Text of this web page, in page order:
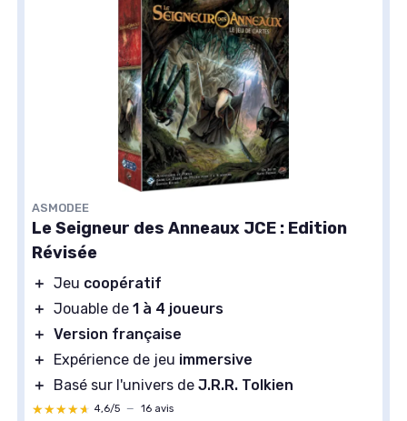
ASMODEE
Le Seigneur des Anneaux JCE : Edition
Révisée
＋ Jeu coopératif
＋ Jouable de 1 à 4 joueurs
＋ Version française
＋
Expérience de jeu immersive
＋
Basé sur l'univers de J.R.R. Tolkien
★★★★★
★★★★★ 4,6/5 — 16 avis